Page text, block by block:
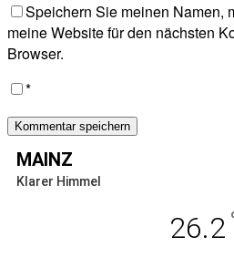
Speichern Sie meinen Namen,
meine Website für den nächsten
Browser.
*
MAINZ
Klarer Himmel
26.2